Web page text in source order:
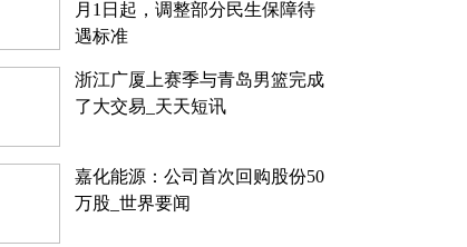
月1日起，调整部分民生保障待
遇标准
浙江广厦上赛季与青岛男篮完成
了大交易_天天短讯
嘉化能源：公司首次回购股份50
万股_世界要闻